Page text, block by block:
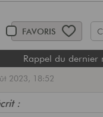
FAVORIS
Rappel du dernier
2023, 18:52
: